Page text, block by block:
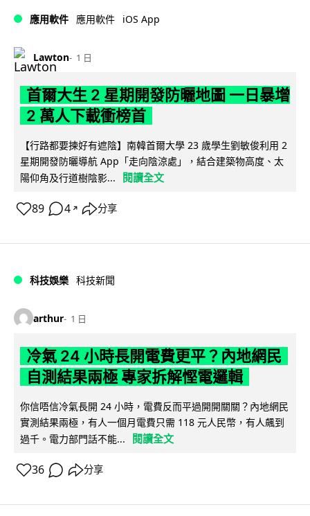
應用軟件 應用軟件 iOS App
Lawton 1 日
首爾大生 2 星期開發防曬地圖 一日暴增
2 萬人下載衝榜首
【行路都要揀好有遮陰】南韓首爾大學 23 歲學生劉敏俊利用 2
星期開發防曬導航 App「走向陰涼處」，結合建築物高度、太
陽仰角及行道樹陰影...
閱讀全文
89 4 ↗ 分享
科技娛樂 科技新聞
arthur 1 日
冷氣 24 小時長開電費更平？內地網民
自測結果兩極 專家拆解慳電邏輯
你信唔信冷氣長開 24 小時，電費反而平過開開關關？內地網民
實測結果兩極，有人一個月電費只需 118 元人民幣，有人飆到
過千。電力部門話不能...
閱讀全文
36 分享